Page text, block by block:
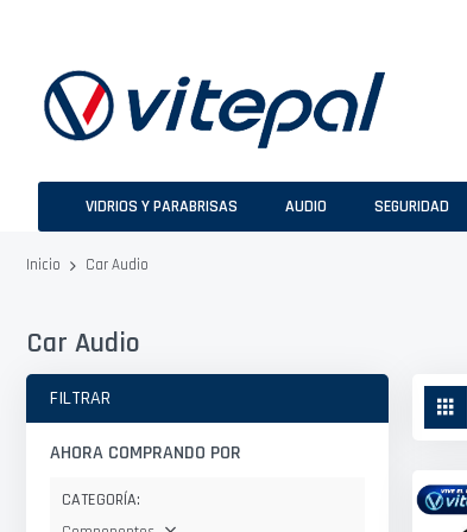
VIDRIOS Y PARABRISAS AUDIO SEGURIDAD
Inicio Car Audio
Car Audio
FILTRAR
AHORA COMPRANDO POR
CATEGORÍA